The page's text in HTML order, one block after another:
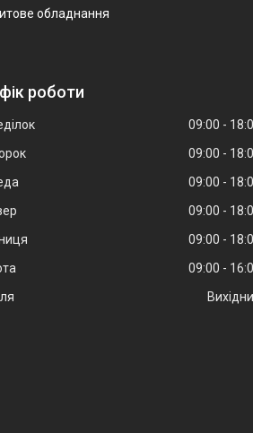
обладнання
роботи
09:00
09:00
09:00
09:00
09:00
09:00